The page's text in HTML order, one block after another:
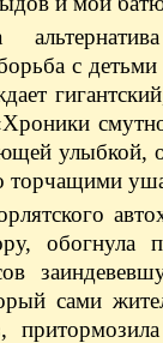
с
«Хроники
торчащими
обогнула
сами